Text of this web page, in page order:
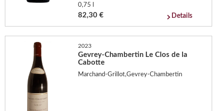
0,75 l
82,30 € Details
2023
Gevrey-Chambertin Le Clos de la
Cabotte
Marchand-Grillot,Gevrey-Chambertin